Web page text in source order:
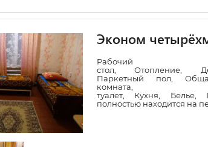
Эконом
Рабочий
стол ,Отопление
Паркетный пол
комната
туалет, Кухня Белье,
полностью находится на